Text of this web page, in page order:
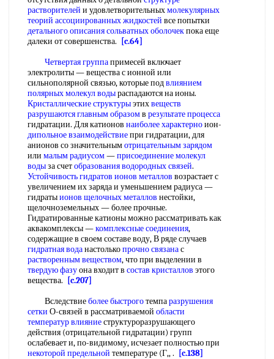
растворителей и удовлетворительныхмолекулярных
теорий ассоциированных жидкостей все попытки
детального описаниясольватных оболочекпока еще
далеки от совершенства.
[c.64]
Четвертая группапримесей включает
электролиты — вещества с ионной или
сильнополярной связью, которые подвлиянием
полярных молекул водыраспадаются на ионы.
Кристаллические структурыэтихвеществ
разрушаютсяглавным образомв результате процесса
гидратации. Для катионов наиболее характерноион-
дипольное взаимодействиепри гидратации, для
анионов со значительнымотрицательным зарядом
или малым радиусом—присоединение молекул
водыза счетобразования водородных связей.
Устойчивость гидратов ионов металлов возрастает с
увеличением их заряда и уменьшением радиуса —
гидратыионов щелочных металлов нестойки,
щелочноземельных — более прочные.
Гидратированные катионы можно рассматривать как
аквакомплексы —комплексные соединения,
содержащие в своем составе воду, В ряде случаев
гидратная воданастолькопрочно связанас
растворенным веществом, что при выделении в
твердую фазуона входит в состав кристаллов этого
вещества.
[c.207]
Вследствиеболее быстроготемпаразрушения
сетки О-связей в рассматриваемой области
температур влияниеструктуроразрушающего
действия (отрицательной гидратации) групп
ослабевает и, по-видимому, исчезает полностью при
некоторой предельной температуре (Г,, .
[c.138]